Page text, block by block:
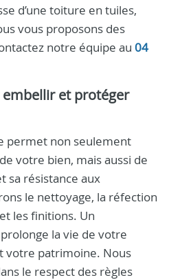
d’une toiture en tuiles,
vous proposons des
notre équipe au 04
et protéger
permet non seulement
votre bien, mais aussi de
sa résistance aux
le nettoyage, la réfection
les finitions. Un
la vie de votre
votre patrimoine. Nous
le respect des règles